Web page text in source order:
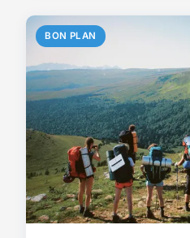
BON PLAN